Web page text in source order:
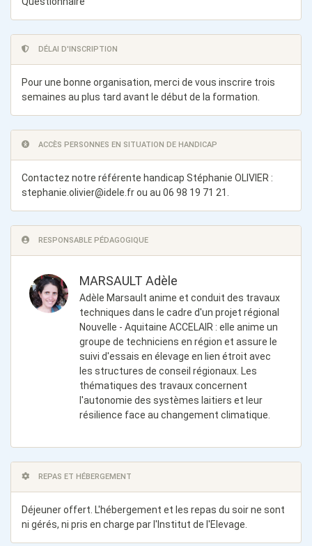
DÉLAI D'INSCRIPTION
Pour une bonne organisation, merci de vous inscrire trois
semaines au plus tard avant le début de la formation.
ACCÈS PERSONNES EN SITUATION DE HANDICAP
Contactez notre référente handicap Stéphanie OLIVIER :
stephanie.olivier@idele.frou au 06 98 19 71 21.
RESPONSABLE PÉDAGOGIQUE
MARSAULT Adèle
Adèle Marsault anime et conduit des travaux
techniques dans le cadre d'un projet régional
Nouvelle - Aquitaine ACCELAIR : elle anime un
groupe de techniciens en région et assure le
suivi d'essais en élevage en lien étroit avec
les structures de conseil régionaux. Les
thématiques des travaux concernent
l'autonomie des systèmes laitiers et leur
résilience face au changement climatique.
REPAS ET HÉBERGEMENT
Déjeuner offert. L'hébergement et les repas du soir ne sont
ni gérés, ni pris en charge par l'Institut de l'Elevage.